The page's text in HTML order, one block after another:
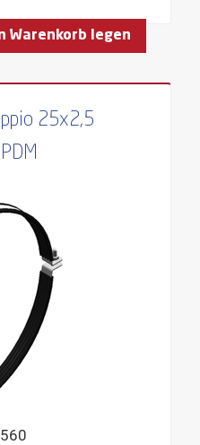
Warenkorb legen
25x2,5